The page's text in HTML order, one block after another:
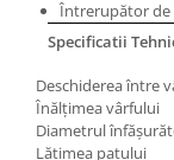
Mandrină cu 3
Mandrină cu 3 fălci
Mandrină cu 4
Mandrină cu 4 fălci
Seturi de unelte
Întrerupător de
Specificatii
Deschiderea între
Înălţimea vârfului
Diametrul
Lăţimea patului